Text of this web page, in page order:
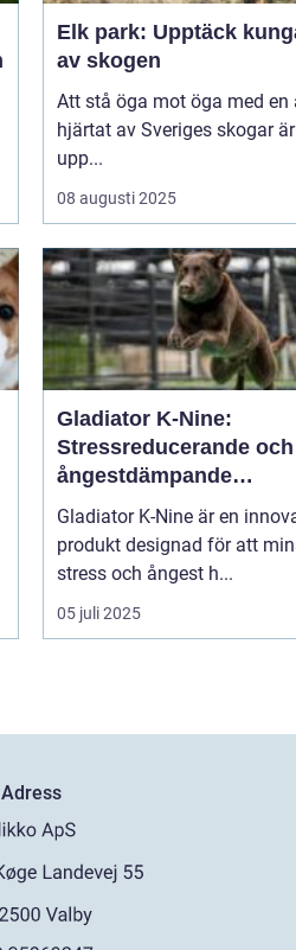
Elk park: Upptäck
av skogen
Att stå öga mot öga med en
hjärtat av Sveriges skogar
upp...
08 augusti 2025
Gladiator K-Nine:
Stressreducerande och
ångestdämpande
hundhalsband
Gladiator K-Nine är en
produkt designad för att
stress och ångest h...
05 juli 2025
Adress